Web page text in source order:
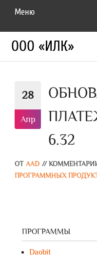
Меню
ООО «ИЛК»
28
Апр
6.32
ОТ AAD //
ПРОГРАММНЫХ
ПРОГРАММЫ
Daobit